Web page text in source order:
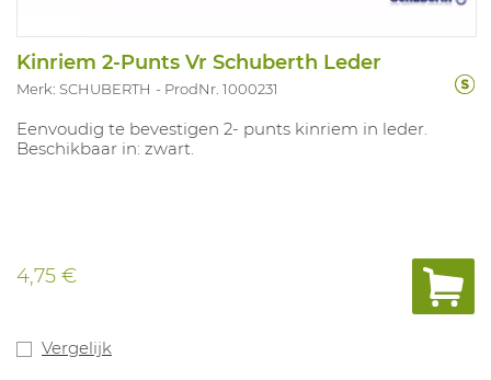
Kinriem 2-Punts Vr Schuberth Leder
Merk: SCHUBERTH ProdNr. 1000231
Eenvoudig te bevestigen 2- punts kinriem in leder.
Beschikbaar in: zwart.
4,75 €
Vergelijk